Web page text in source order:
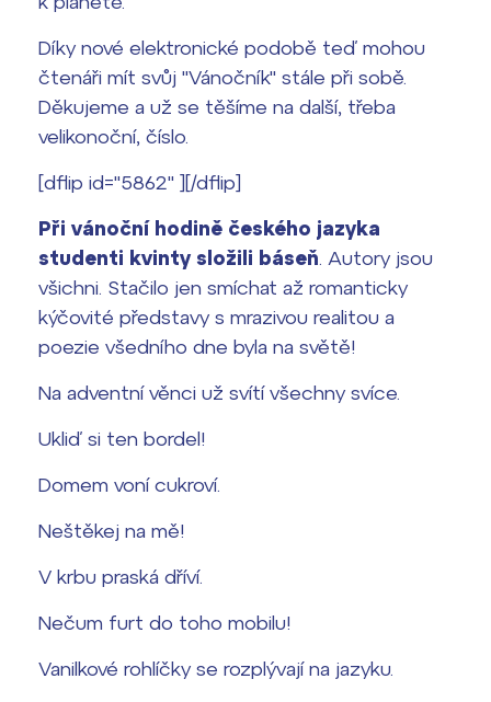
Díky nové elektronické podobě teď mohou
čtenáři mít svůj "Vánočník" stále při sobě.
Děkujeme a už se těšíme na další, třeba
velikonoční, číslo.
[dflip id="5862" ][/dflip]
Při vánoční hodině českého jazyka
studenti kvinty složili báseň . Autory jsou
všichni. Stačilo jen smíchat až romanticky
kýčovité představy s mrazivou realitou a
poezie všedního dne byla na světě!
Na adventní věnci už svítí všechny svíce.
Ukliď si ten bordel!
Domem voní cukroví.
Neštěkej na mě!
V krbu praská dříví.
Nečum furt do toho mobilu!
Vanilkové rohlíčky se rozplývají na jazyku.